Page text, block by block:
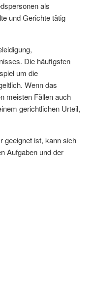
als
und Gerichte tätig
Die häufigsten
um die
Wenn das
meisten Fällen auch
gerichtlichen Urteil,
geeignet ist, kann sich
Aufgaben und der